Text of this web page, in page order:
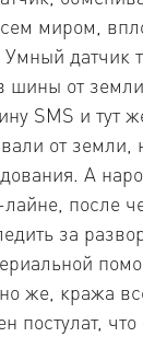
миром,
датчик
от
SMS и тут
от
А
лайне, после
за
же, кража
постулат,